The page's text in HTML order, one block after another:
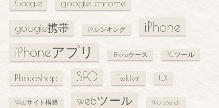
Google google chrome
google携帯 IAシンキング
iPhone
iPhoneアプリ
iPhoneケース PCツール
Photoshop SEO Twitter UX
Webサイト構築 webツール WordBench